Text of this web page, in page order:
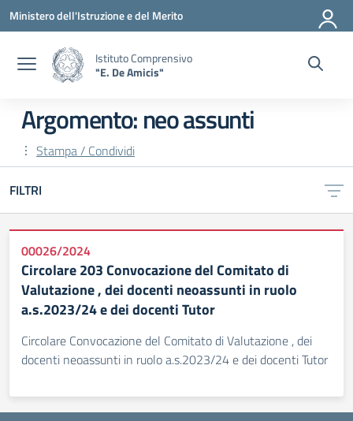
Vai ai contenuti
Vai al menu di navigazione
Vai al footer
Ministero dell'Istruzione e del Merito
Istituto Comprensivo
"E. De Amicis"
Argomento: neo assunti
Stampa / Condividi
FILTRI
00026/2024
Circolare 203 Convocazione del Comitato di
Valutazione , dei docenti neoassunti in ruolo
a.s.2023/24 e dei docenti Tutor
Circolare Convocazione del Comitato di Valutazione , dei
docenti neoassunti in ruolo a.s.2023/24 e dei docenti Tutor